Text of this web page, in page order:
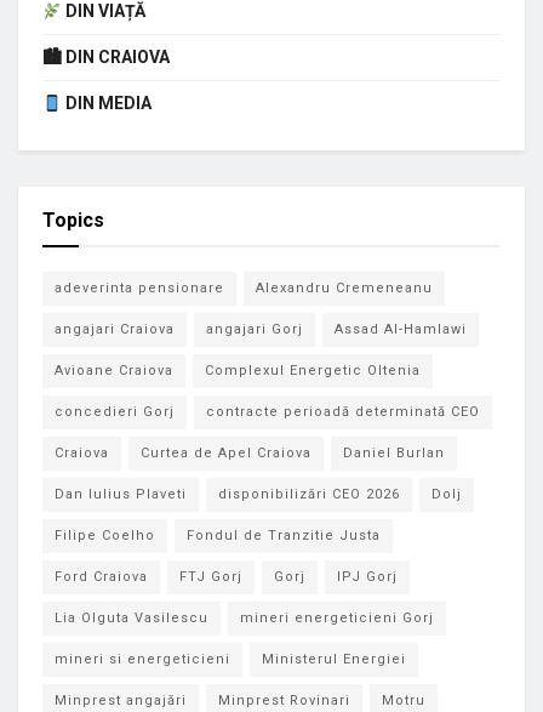
DIN VIAȚĂ
🏙 DIN CRAIOVA
DIN MEDIA
Topics
adeverinta pensionare Alexandru Cremeneanu
angajari Craiova angajari Gorj Assad Al-Hamlawi
Avioane Craiova Complexul Energetic Oltenia
concedieri Gorj contracte perioadă determinată CEO
Craiova Curtea de Apel Craiova Daniel Burlan
Dan Iulius Plaveti disponibilizări CEO 2026 Dolj
Filipe Coelho Fondul de Tranzitie Justa
Ford Craiova FTJ Gorj Gorj IPJ Gorj
Lia Olguta Vasilescu mineri energeticieni Gorj
mineri si energeticieni Ministerul Energiei
Minprest angajări Minprest Rovinari Motru